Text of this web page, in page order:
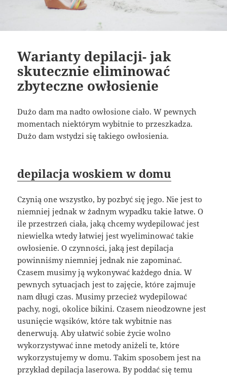
Warianty depilacji- jak
skutecznie eliminować
zbyteczne owłosienie
Dużo dam ma nadto owłosione ciało. W pewnych
momentach niektórym wybitnie to przeszkadza.
Dużo dam wstydzi się takiego owłosienia.
depilacja woskiem w domu
Czynią one wszystko, by pozbyć się jego. Nie jest to
niemniej jednak w żadnym wypadku takie łatwe. O
ile przestrzeń ciała, jaką chcemy wydepilować jest
niewielka wtedy łatwiej jest wyeliminować takie
owłosienie. O czynności, jaką jest depilacja
powinniśmy niemniej jednak nie zapominać.
Czasem musimy ją wykonywać każdego dnia. W
pewnych sytuacjach jest to zajęcie, które zajmuje
nam długi czas. Musimy przecież wydepilować
pachy, nogi, okolice bikini. Czasem nieodzowne jest
usunięcie wąsików, które tak wybitnie nas
denerwują. Aby ułatwić sobie życie wolno
wykorzystywać inne metody aniżeli te, które
wykorzystujemy w domu. Takim sposobem jest na
przykład depilacja laserowa. By poddać się temu